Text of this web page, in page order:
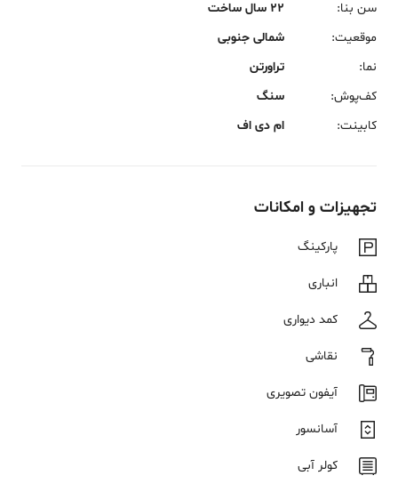
سن بنا:
22 سال ساخت
موقعیت:
شمالی جنوبی
نما:
تراورتن
کف‌پوش:
سنگ
کابینت: ام دی اف
تجهیزات و امکانات
پارکینگ
انباری
کمد دیواری
نقاشی
آیفون تصویری
آسانسور
کولر آبی